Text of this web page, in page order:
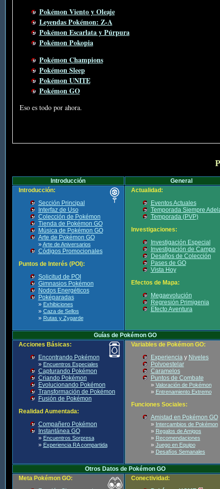
Pokémon Viento y Oleaje
Leyendas Pokémon: Z-A
Pokémon Escarlata y Púrpura
Pokémon Pokopia
Pokémon Champions
Pokémon Sleep
Pokémon UNITE
Pokémon GO
Eso es todo por ahora.
Introducción
General
Introducción:
Sección Principal
Interfaz de Uso
Colección de Pokémon
Tienda de Pokémon GO
Música de Pokémon GO
Arte de Pokémon GO
» Arte de Aniversarios
Códigos Promocionales
Puntos de Interés (POI):
Solicitud de POI
Gimnasios Pokémon
Nodos Energéticos
Poképaradas
» Exhibiciones
» Caza de Sellos
» Rutas y Zygarde
Actualidad:
Eventos Actuales
Temporada Siempre
Temporada (PVP)
Investigaciones:
Investigación Especial
Investigación de Campo
Desafíos de Colección
Pases de GO
Vista Hoy
Efectos de Mapa:
Megaevolución
Regresión Primigenia
Efecto Aventura
Guías de Pokémon GO
Acciones Básicas:
Encontrando Pokémon
» Encuentros Especiales
Capturando Pokémon
Criando Pokémon
Evolucionando Pokémon
Transformación de Pokémon
Fusión de Pokémon
Realidad Aumentada:
Compañero Pokémon
Instantánea GO
» Encuentros Sorpresa
» Experiencia RA compartida
Variables de Pokémon GO:
Experienciay Niveles
Polvoestelar
Caramelos
Puntos de Combate
» Valoración de Pokémon
» Entrenamiento Extremo
Funciones Sociales:
Amistad en Pokémon GO
» Intercambios de Pokémon
» Regalos de Amigos
» Recomendaciones
» Juego en Equipo
» Desafíos Semanales
Otros Datos de Pokémon GO
Meta Pokémon GO:
Conectividad: